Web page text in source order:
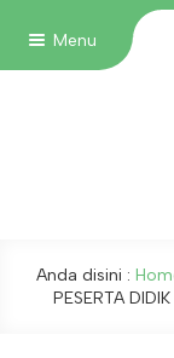
Menu
Anda disini :
PESERTA